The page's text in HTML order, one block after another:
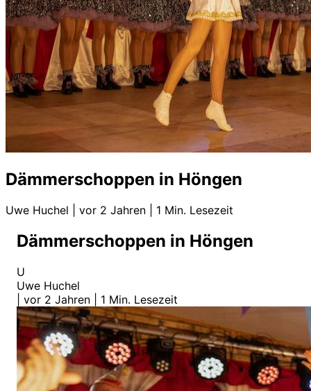
Dämmerschoppen in Höngen
Uwe Huchel vor 2 Jahren 1 Min. Lesezeit
Dämmerschoppen in Höngen
U
Uwe Huchel
vor 2 Jahren 1 Min. Lesezeit